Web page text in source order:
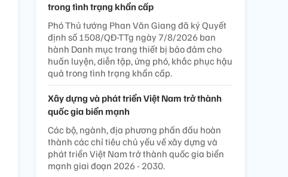
trong tình trạng khẩn cấp
Phó Thủ tướng Phan Văn Giang đã ký Quyết
định số 1508/QĐ-TTg ngày 7/8/2026 ban
hành Danh mục trang thiết bị bảo đảm cho
huấn luyện, diễn tập, ứng phó, khắc phục hậu
quả trong tình trạng khẩn cấp.
Xây dựng và phát triển Việt Nam trở thành
quốc gia biển mạnh
Các bộ, ngành, địa phương phấn đấu hoàn
thành các chỉ tiêu chủ yếu về xây dựng và
phát triển Việt Nam trở thành quốc gia biển
mạnh giai đoạn 2026 - 2030.